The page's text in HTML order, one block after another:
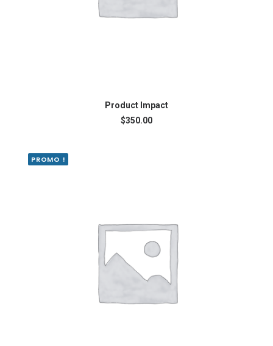
AJOUTER AU PANIER
Product Impact
$350.00
PROMO !